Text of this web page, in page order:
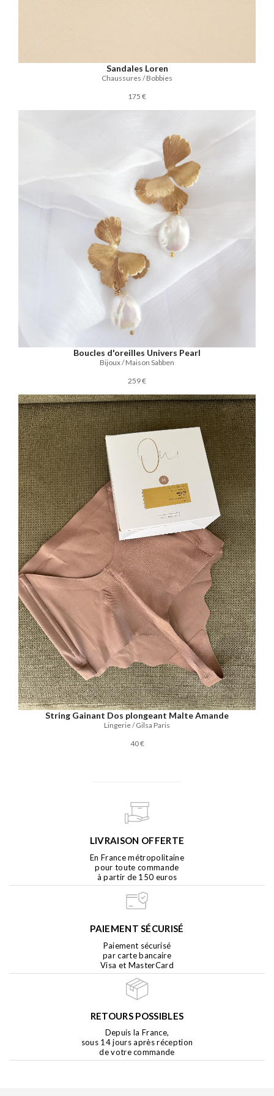
Sandales Loren
Chaussures / Bobbies
175 €
Boucles d'oreilles Univers Pearl
Bijoux / Maison Sabben
259 €
String Gainant Dos plongeant Malte Amande
Lingerie / Gilsa Paris
40 €
LIVRAISON OFFERTE
En France métropolitaine
pour toute commande
à partir de 150 euros
PAIEMENT SÉCURISÉ
Paiement sécurisé
par carte bancaire
Visa et MasterCard
RETOURS POSSIBLES
Depuis la France,
sous 14 jours après réception
de votre commande